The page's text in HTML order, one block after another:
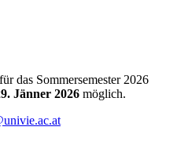
das Sommersemester 2026
Jänner 2026 möglich.